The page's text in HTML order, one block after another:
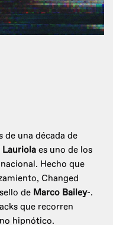
de una década de
Lauriola es uno de los
Hecho que
Changed
de Marco Bailey-.
que recorren
hipnótico.